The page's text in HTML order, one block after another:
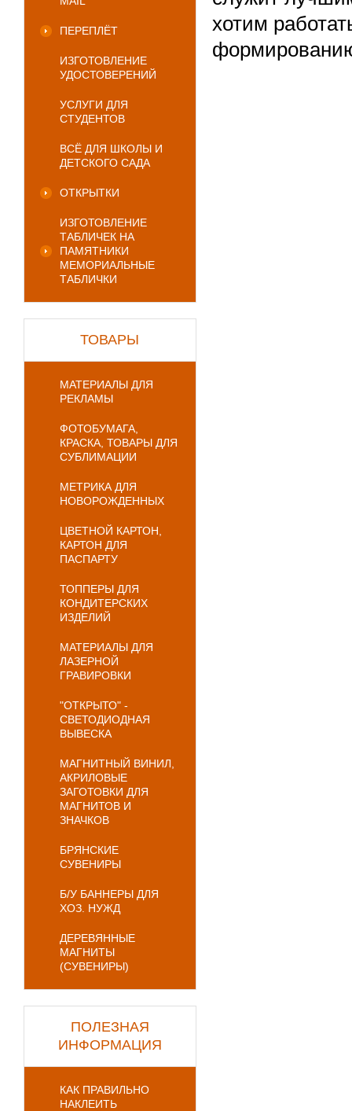
ПЕРЕПЛЁТ
ИЗГОТОВЛЕНИЕ
УДОСТОВЕРЕНИЙ
УСЛУГИ ДЛЯ
СТУДЕНТОВ
ВСЁ ДЛЯ ШКОЛЫ И
ДЕТСКОГО САДА
ОТКРЫТКИ
ИЗГОТОВЛЕНИЕ
ТАБЛИЧЕК НА
ПАМЯТНИКИ
МЕМОРИАЛЬНЫЕ
ТАБЛИЧКИ
ТОВАРЫ
МАТЕРИАЛЫ ДЛЯ
РЕКЛАМЫ
ФОТОБУМАГА,
КРАСКА, ТОВАРЫ ДЛЯ
СУБЛИМАЦИИ
МЕТРИКА ДЛЯ
НОВОРОЖДЕННЫХ
ЦВЕТНОЙ КАРТОН,
КАРТОН ДЛЯ
ПАСПАРТУ
ТОППЕРЫ ДЛЯ
КОНДИТЕРСКИХ
ИЗДЕЛИЙ
МАТЕРИАЛЫ ДЛЯ
ЛАЗЕРНОЙ
ГРАВИРОВКИ
"ОТКРЫТО" -
СВЕТОДИОДНАЯ
ВЫВЕСКА
МАГНИТНЫЙ ВИНИЛ,
АКРИЛОВЫЕ
ЗАГОТОВКИ ДЛЯ
МАГНИТОВ И
ЗНАЧКОВ
БРЯНСКИЕ
СУВЕНИРЫ
Б/У БАННЕРЫ ДЛЯ
ХОЗ. НУЖД
ДЕРЕВЯННЫЕ
МАГНИТЫ
(СУВЕНИРЫ)
ПОЛЕЗНАЯ
ИНФОРМАЦИЯ
КАК ПРАВИЛЬНО
НАКЛЕИТЬ
хотим